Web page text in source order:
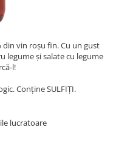
vin roșu fin. Cu un gust
legume și salate cu legume
l!
Conține SULFIȚI.
lucratoare